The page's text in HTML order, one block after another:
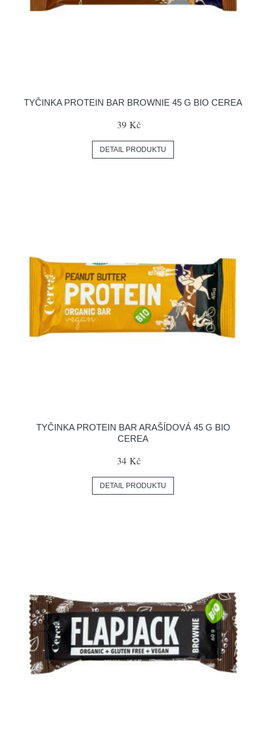
TYČINKA PROTEIN BAR BROWNIE 45 G BIO CEREA
39 Kč
DETAIL PRODUKTU
TYČINKA PROTEIN BAR ARAŠÍDOVÁ 45 G BIO
CEREA
34 Kč
DETAIL PRODUKTU